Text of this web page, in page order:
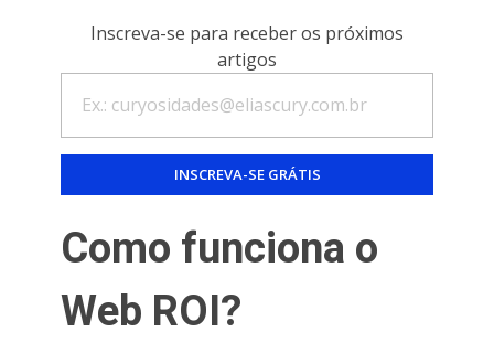
Inscreva-se para receber os próximos
artigos
Como funciona o
Web ROI?